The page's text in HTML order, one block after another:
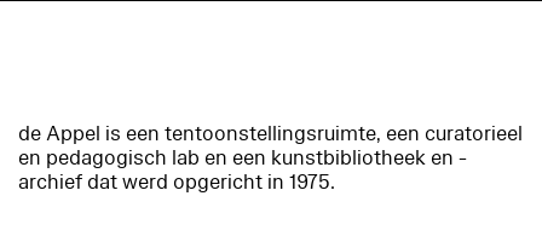
de Appel is een tentoonstellingsruimte, een curatorieel
en pedagogisch lab en een kunstbibliotheek en -
archief dat werd opgericht in 1975.